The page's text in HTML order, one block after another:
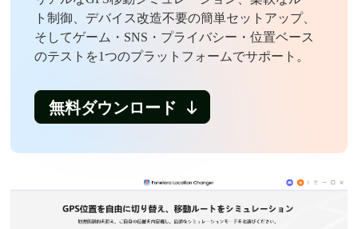
ト制御、デバイス改造不要の簡単セットアップ、
そしてゲーム・SNS・プライバシー・位置ベース
のテストを1つのプラットフォームでサポート。
無料ダウンロード